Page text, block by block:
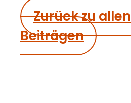
Zurück zu allen
Beiträgen